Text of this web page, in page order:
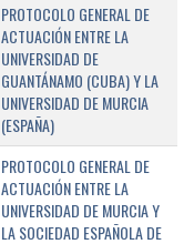
PROTOCOLO GENERAL DE
ACTUACIÓN ENTRE LA
UNIVERSIDAD DE
GUANTÁNAMO (CUBA) Y LA
UNIVERSIDAD DE MURCIA
(ESPAÑA)
PROTOCOLO GENERAL DE
ACTUACIÓN ENTRE LA
UNIVERSIDAD DE MURCIA Y
LA SOCIEDAD ESPAÑOLA DE